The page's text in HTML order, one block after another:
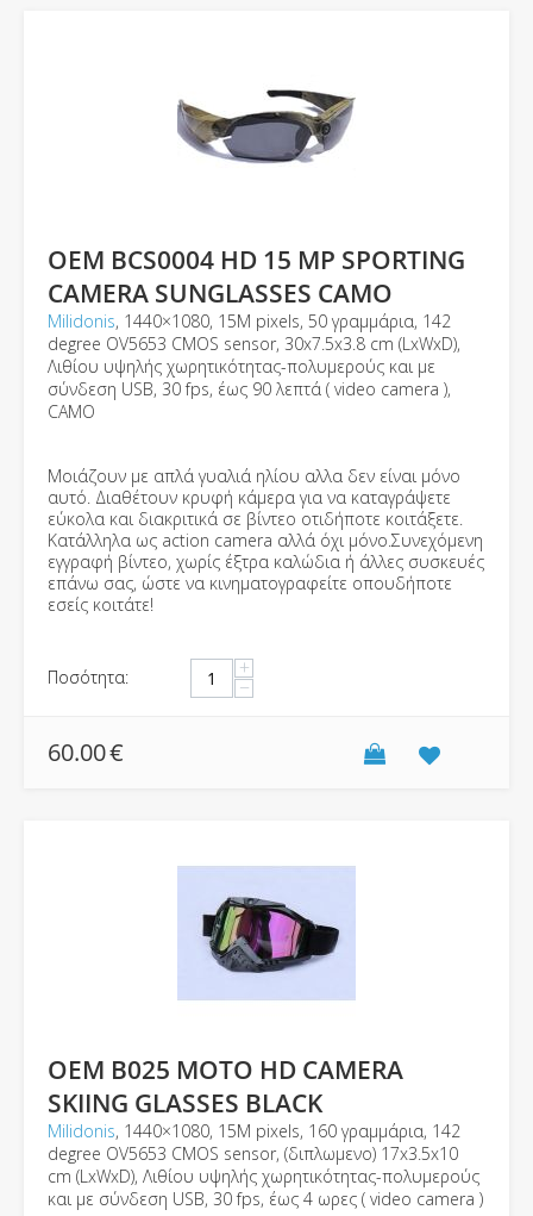
OEM BCS0004 HD 15 MP SPORTING
CAMERA SUNGLASSES CAMO
Milidonis, 1440×1080, 15Μ pixels, 50 γραμμάρια, 142
degree OV5653 CMOS sensor, 30x7.5x3.8 cm (LxWxD),
Λιθίου υψηλής χωρητικότητας-πολυμερούς και με
σύνδεση USB, 30 fps, έως 90 λεπτά ( video camera ),
CAMO
Μοιάζουν με απλά γυαλιά ηλίου αλλα δεν είναι μόνο
αυτό. Διαθέτουν κρυφή κάμερα για να καταγράψετε
εύκολα και διακριτικά σε βίντεο οτιδήποτε κοιτάξετε.
Κατάλληλα ως action camera αλλά όχι μόνο.Συνεχόμενη
εγγραφή βίντεο, χωρίς έξτρα καλώδια ή άλλες συσκευές
επάνω σας, ώστε να κινηματογραφείτε οπουδήποτε
εσείς κοιτάτε!
Ποσότητα: +
−
60.00€
ΟΕΜ B025 MOTO HD CAMERA
SKIING GLASSES BLACK
Milidonis, 1440×1080, 15Μ pixels, 160 γραμμάρια, 142
degree OV5653 CMOS sensor, (διπλωμενο) 17x3.5x10
cm (LxWxD), Λιθίου υψηλής χωρητικότητας-πολυμερούς
και με σύνδεση USB, 30 fps, έως 4 ωρες ( video camera )